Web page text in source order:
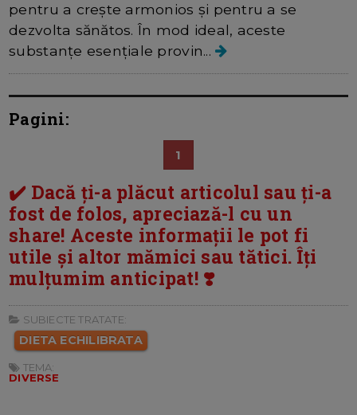
pentru a crește armonios și pentru a se
dezvolta sănătos. În mod ideal, aceste
substanțe esențiale provin...
Pagini:
1
✔️ Dacă ți-a plăcut articolul sau ți-a
fost de folos, apreciază-l cu un
share! Aceste informații le pot fi
utile și altor mămici sau tătici. Îți
mulțumim anticipat! ❣️
SUBIECTE TRATATE:
DIETA ECHILIBRATA
TEMA:
DIVERSE